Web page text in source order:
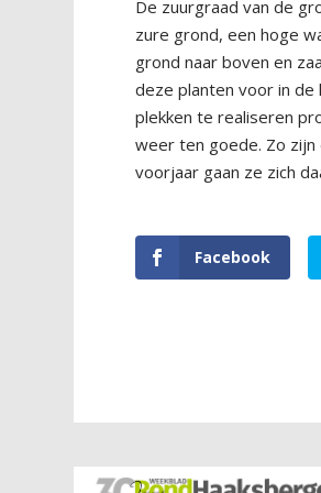
De zuurgraad van de
zure grond, een hoge
grond naar boven en
deze planten voor in
plekken te realiseren
weer ten goede. Zo
voorjaar gaan ze zich
Facebook